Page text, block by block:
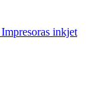
Impresoras inkjet